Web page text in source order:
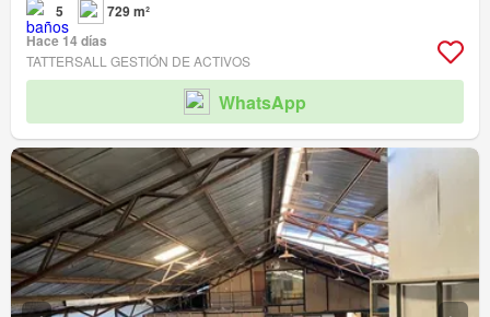
5
729 m²
Hace 14 días
TATTERSALL GESTIÓN DE ACTIVOS
WhatsApp